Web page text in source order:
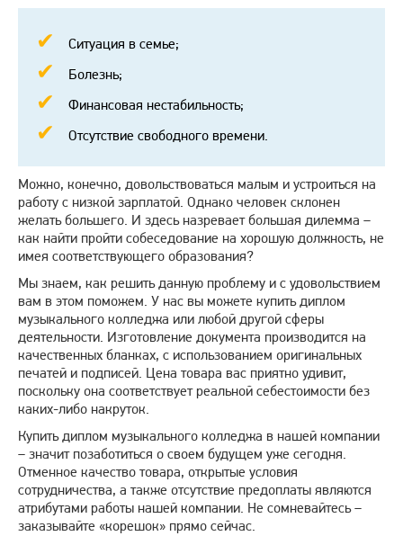
Ситуация в семье;
Болезнь;
Финансовая нестабильность;
Отсутствие свободного времени.
Можно, конечно, довольствоваться малым и устроиться на
работу с низкой зарплатой. Однако человек склонен
желать большего. И здесь назревает большая дилемма –
как найти пройти собеседование на хорошую должность, не
имея соответствующего образования?
Мы знаем, как решить данную проблему и с удовольствием
вам в этом поможем. У нас вы можете купить диплом
музыкального колледжа или любой другой сферы
деятельности. Изготовление документа производится на
качественных бланках, с использованием оригинальных
печатей и подписей. Цена товара вас приятно удивит,
поскольку она соответствует реальной себестоимости без
каких-либо накруток.
Купить диплом музыкального колледжа в нашей компании
– значит позаботиться о своем будущем уже сегодня.
Отменное качество товара, открытые условия
сотрудничества, а также отсутствие предоплаты являются
атрибутами работы нашей компании. Не сомневайтесь –
заказывайте «корешок» прямо сейчас.